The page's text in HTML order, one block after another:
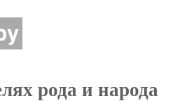
рода и народа